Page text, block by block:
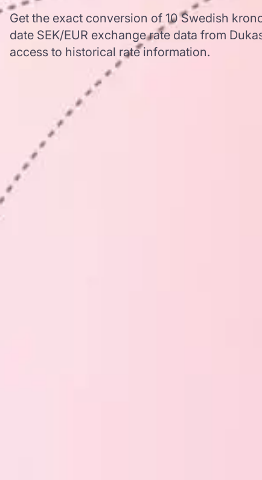
Get the exact conversion of 10 Swedish
date SEK/EUR exchange rate data from
access to historical rate information.